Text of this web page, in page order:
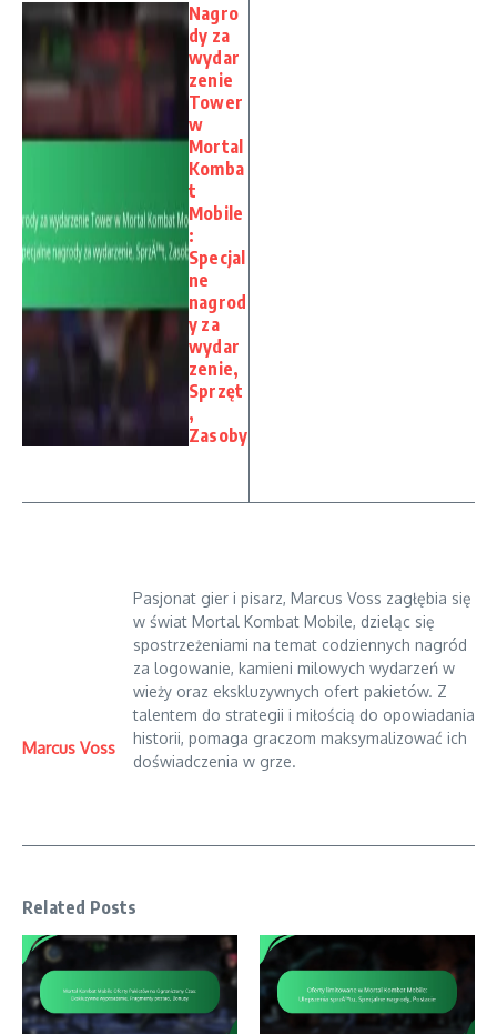
Nagro
dy za
wydar
zenie
Tower
w
Mortal
Komba
t
Mobile
:
Specjal
ne
nagrod
y za
wydar
zenie,
Sprzęt
,
Zasoby
Marcus Voss
Pasjonat gier i pisarz, Marcus Voss zagłębia się
w świat Mortal Kombat Mobile, dzieląc się
spostrzeżeniami na temat codziennych nagród
za logowanie, kamieni milowych wydarzeń w
wieży oraz ekskluzywnych ofert pakietów. Z
talentem do strategii i miłością do opowiadania
historii, pomaga graczom maksymalizować ich
doświadczenia w grze.
Related Posts